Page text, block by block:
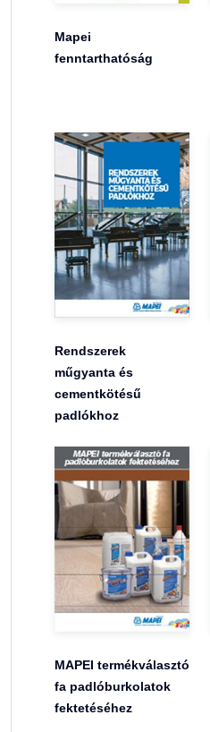
Mapei
fenntarthatóság
Rendszerek
műgyanta és
cementkötésű
padlókhoz
MAPEI termékválasztó
fa padlóburkolatok
fektetéséhez